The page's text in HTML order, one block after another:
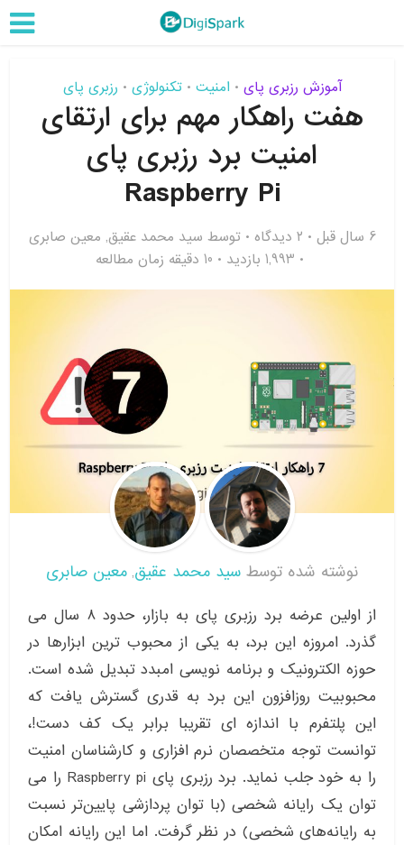
آموزش رزبری پای • امنیت • تکنولوژی • رزبری پای
هفت راهکار مهم برای ارتقای
امنیت برد رزبری پای
Raspberry Pi
6 سال قبل ۲ دیدگاه توسط سید محمد عقیق, معین صابری
1,993 بازدید
10 دقیقه زمان مطالعه
نوشته شده توسط سید محمد عقیق, معین صابری
از اولین عرضه برد رزبری پای به بازار، حدود ۸ سال می
گذرد. امروزه این برد، به یکی از محبوب ترین ابزارها در
حوزه الکترونیک و برنامه نویسی امبدد تبدیل شده است.
محبوبیت روزافزون این برد به قدری گسترش یافت که
این پلتفرم با اندازه ای تقریبا برابر یک کف دست!،
توانست توجه متخصصان نرم افزاری و کارشناسان امنیت
را به خود جلب نماید. برد رزبری پای Raspberry pi را می
توان یک رایانه شخصی (با توان پردازشی پایین‌تر نسبت
به رایانه‌های شخصی) در نظر گرفت. اما این رایانه امکان